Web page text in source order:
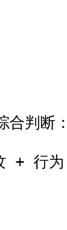
合判断
+ 行为